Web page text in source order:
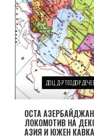
ДОЦ. Д-Р ТЕОДОР
ОСТА
ЛОКОМОТИВ НА
АЗИЯ И ЮЖЕН